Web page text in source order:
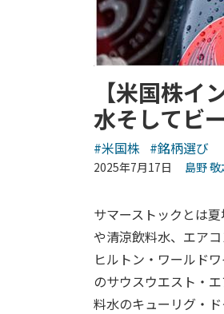
【米国株
水そしてビ
#米国株 #銘柄選び
2025年7月17日 島野 敬
サマーストックとは
や清涼飲料水、エア
ヒルトン・ワールド
のサウスウエスト・
料水のキューリグ・